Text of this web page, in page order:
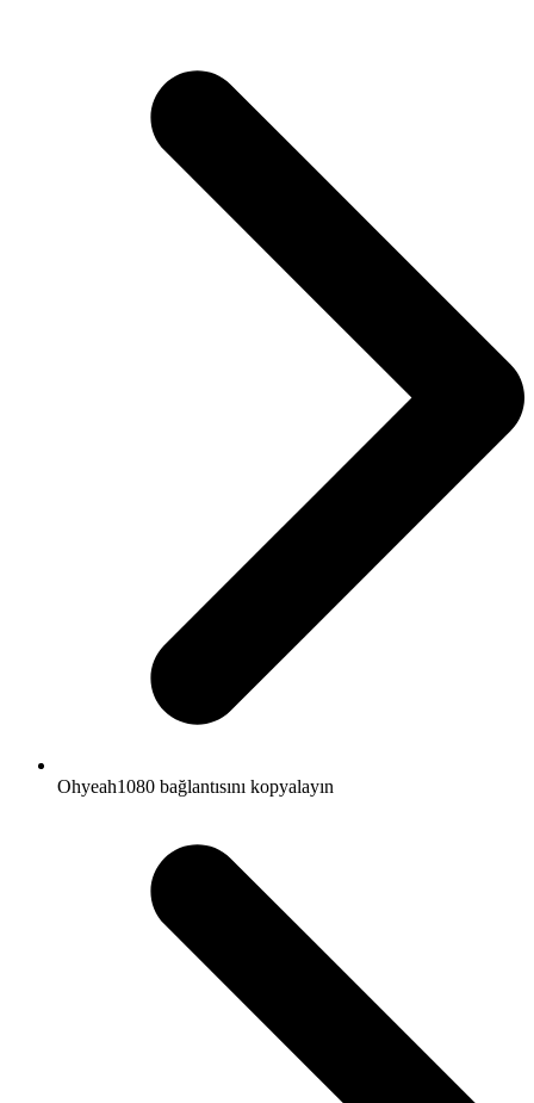
Ohyeah1080 bağlantısını kopyalayın